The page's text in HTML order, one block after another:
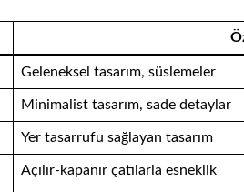
Geleneksel tasarım, süslemeler
Minimalist tasarım, sade detaylar
Yer tasarrufu sağlayan tasarım
Açılır-kapanır çatılarla esneklik